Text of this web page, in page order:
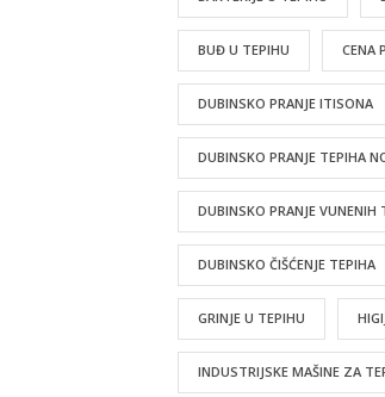
BUĐ U TEPIHU CENA
DUBINSKO PRANJE ITISONA
DUBINSKO PRANJE TEPIHA
DUBINSKO PRANJE VUNENIH
DUBINSKO ČIŠĆENJE TEPIHA
GRINJE U TEPIHU
INDUSTRIJSKE MAŠINE ZA